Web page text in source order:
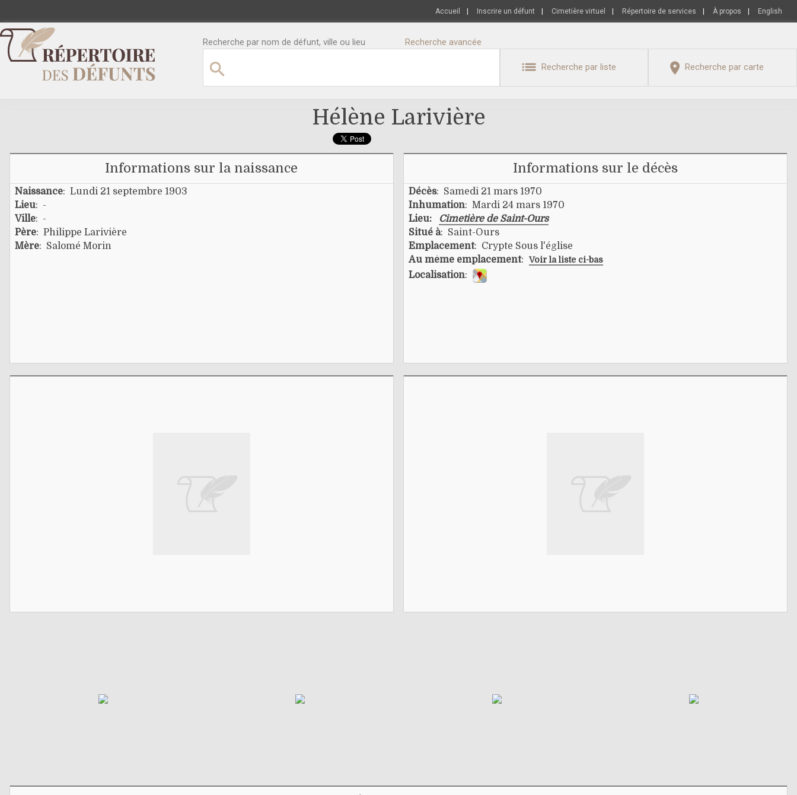
Accueil Inscrire un défunt Cimetière virtuel Répertoire de services À propos English
Recherche par nom de défunt, ville ou lieu Recherche avancée
Recherche par liste Recherche par carte
Hélène Larivière
Informations sur la naissance
Naissance: Lundi 21 septembre 1903
Lieu: -
Ville: -
Père: Philippe Larivière
Mère: Salomé Morin
Informations sur le décès
Décès: Samedi 21 mars 1970
Inhumation: Mardi 24 mars 1970
Lieu:
Cimetière de Saint-Ours
Situé à: Saint-Ours
Emplacement: Crypte Sous l'église
Au même emplacement: Voir la liste ci-bas
Localisation: